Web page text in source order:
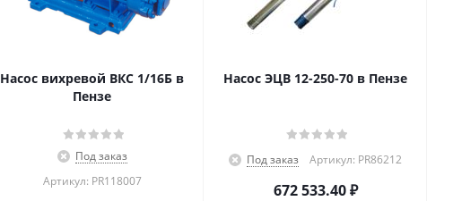
Насос вихревой ВКС 1/16Б в
Пензе
Под заказ
Артикул: PR118007
Насос ЭЦВ 12-250-70 в Пензе
Под заказ Артикул: PR86212
672 533.40₽